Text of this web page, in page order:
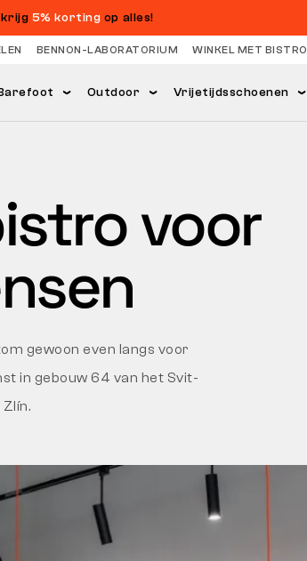
krijg 5% korting op alles!
BENNON-LABORATORIUM WINKEL MET BISTRO
Outdoor Vrijetijdsschoenen
voor
gewoon even langs voor
in gebouw 64 van het Svit-